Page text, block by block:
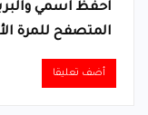
احفظ اسمي
المتصفح للمرة